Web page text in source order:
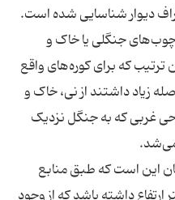
۱۵۰ كوره در اطراف دیوار شناسایی شده است.
جنگلی یا خاک و
كه برای كوره‌های واقع‌
زیاد داشتند از نی، خاک و
غربی كه به جنگل نزدیک
این است كه طبق منابع